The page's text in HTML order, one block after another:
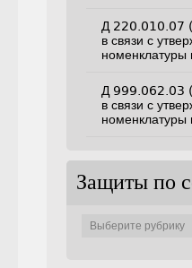
Д 220.010.07
в связи с
номенклатуры
Д 999.062.03
в связи с
номенклатуры
Защиты по